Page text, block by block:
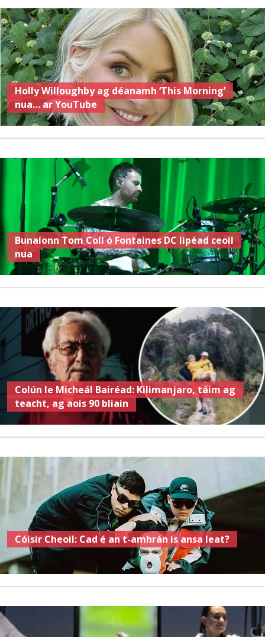
Holly Willoughby ag déanamh ‘This Morning’
nua… ar YouTube
Bunaíonn Tom Coll ó Fontaines DC lipéad ceoil
nua
Colún le Micheál Bairéad: Kilimanjaro, táim ag
teacht, ag aois 90 bliain
Cóisir Cheoil: Cad é an t-amhrán is ansa leat?